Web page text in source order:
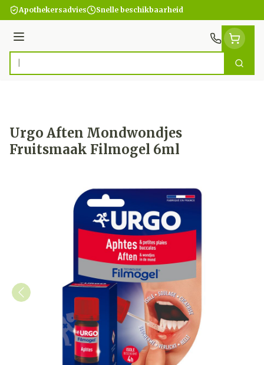
Ga naar de inhoud
Apothekersadvies Snelle beschikbaarheid
Menu
Product, merk, categorie... Zoek
Urgo Aften Mondwondjes
Fruitsmaak Filmogel 6ml